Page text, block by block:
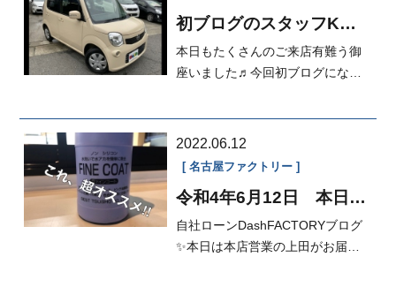
初ブログのスタッフKで
本日もたくさんのご来店有難う御
座いました♬今回初ブログになり
2022.06.12
名古屋ファクトリー
令和4年6月12日 本日の
自社ローンDashFACTORYブログ
✨本日は本店営業の上田がお届け